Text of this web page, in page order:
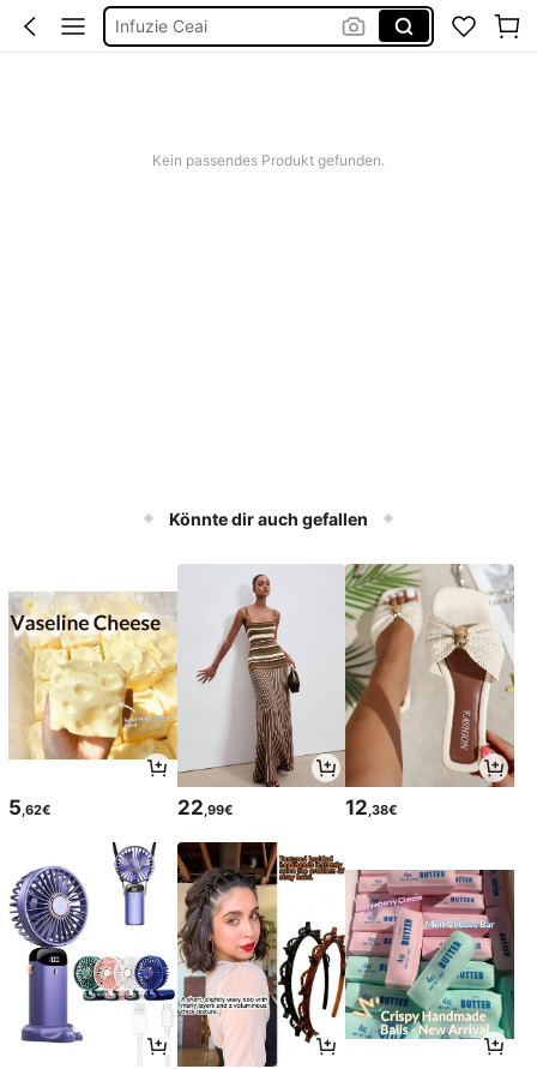
Saltea Antrenament
Infuzie Ceai
Kein passendes Produkt gefunden.
Könnte dir auch gefallen
5 ,62€ 22 ,99€ 12 ,38€